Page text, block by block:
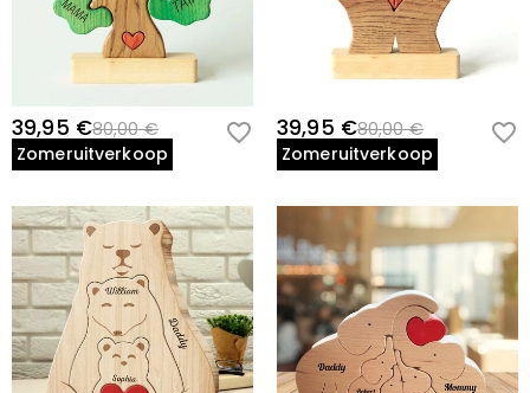
39,95 €80,00 €
Zomeruitverkoop
39,95 €80,00 €
Zomeruitverkoop